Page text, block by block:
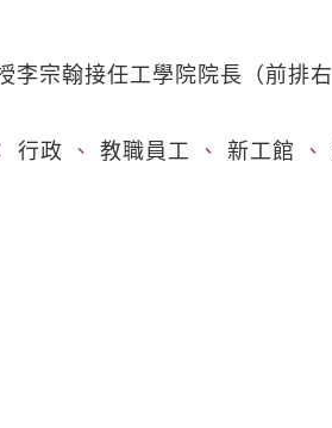
李宗翰接任工學院院長（前排右
行政 、 教職員工 、 新工館 、